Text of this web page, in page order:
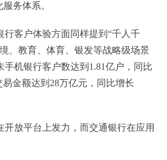
务体系。
行客户体验方面同样提到“千人千
、教育、体育、银发等战略级场景
手机银行客户数达到1.81亿户，同比
金额达到28万亿元，同比增长
开放平台上发力，而交通银行在应用